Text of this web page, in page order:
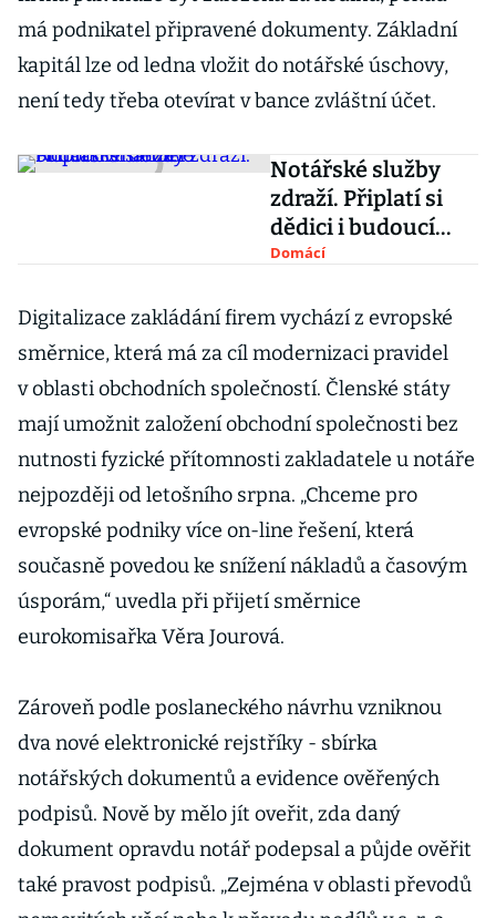
má podnikatel připravené dokumenty. Základní
kapitál lze od ledna vložit do notářské úschovy,
není tedy třeba otevírat v bance zvláštní účet.
Notářské služby
zdraží. Připlatí si
dědici i budoucí
manželé
Domácí
Digitalizace zakládání firem vychází z evropské
směrnice, která má za cíl modernizaci pravidel
v oblasti obchodních společností. Členské státy
mají umožnit založení obchodní společnosti bez
nutnosti fyzické přítomnosti zakladatele u notáře
nejpozději od letošního srpna. „Chceme pro
evropské podniky více on-line řešení, která
současně povedou ke snížení nákladů a časovým
úsporám,“ uvedla při přijetí směrnice
eurokomisařka Věra Jourová.
Zároveň podle poslaneckého návrhu vzniknou
dva nové elektronické rejstříky - sbírka
notářských dokumentů a evidence ověřených
podpisů. Nově by mělo jít oveřit, zda daný
dokument opravdu notář podepsal a půjde ověřit
také pravost podpisů. „Zejména v oblasti převodů